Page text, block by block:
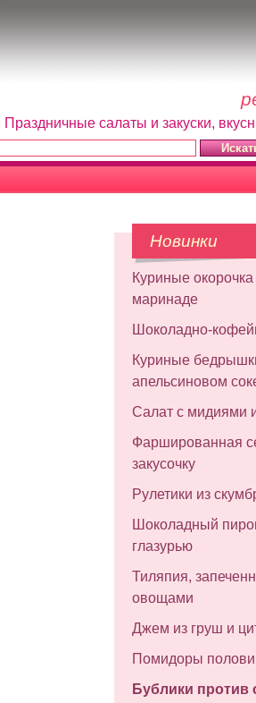
салаты и закуски,
Новинки
Куриные
маринаде
Шоколадно-
Куриные
апельсиновом
Салат с мидиями
Фаршированная
закусочку
Рулетики из
Шоколадный
глазурью
Тиляпия,
овощами
Джем из груш и
Помидоры
Бублики против